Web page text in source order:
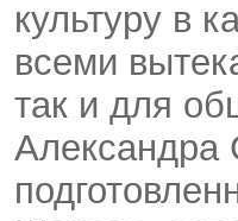
культуру в
всеми
так и для
Александра